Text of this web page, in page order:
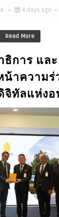
4 days ago
Read More
ธิการ แล
น้าความ
จิทัลแห่ง